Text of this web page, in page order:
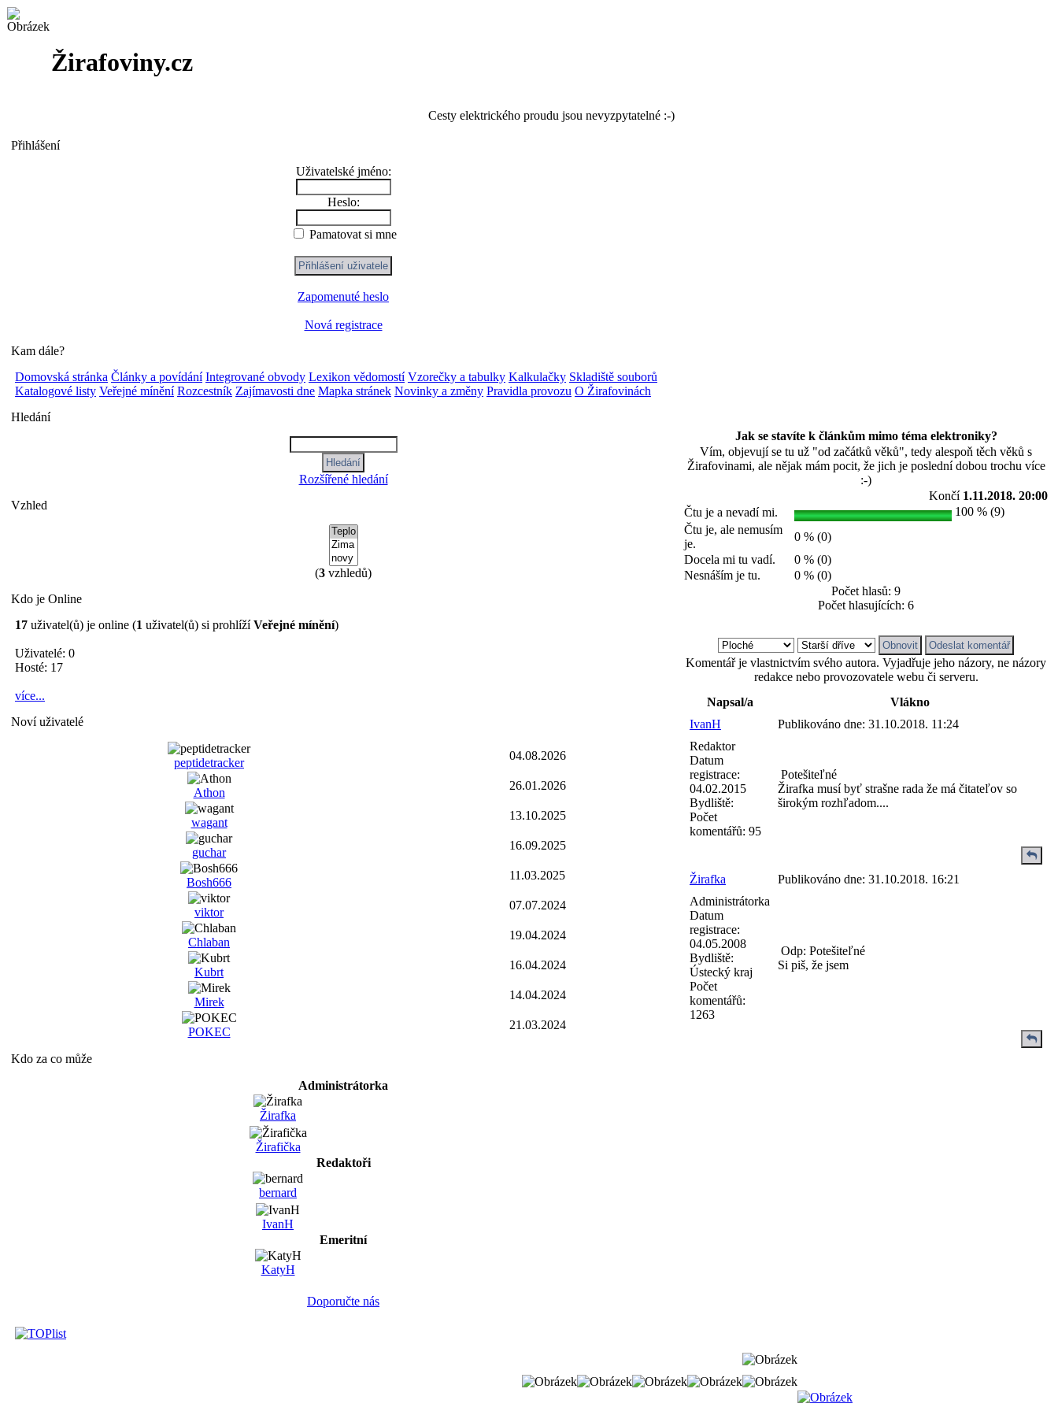
Žirafoviny.cz
Cesty elektrického proudu jsou nevyzpytatelné :-)
Přihlášení
Uživatelské jméno:
Heslo:
Pamatovat si mne
Zapomenuté heslo
Nová registrace
Kam dále?
Domovská stránka Články a povídání Integrované obvody Lexikon vědomostí Vzorečky a tabulky Kalkulačky Skladiště souborů
Katalogové listy Veřejné mínění Rozcestník Zajímavosti dne Mapka stránek Novinky a změny Pravidla provozu O Žirafovinách
Hledání
Rozšířené hledání
Vzhled
(3 vzhledů)
Kdo je Online
17 uživatel(ů) je online (1 uživatel(ů) si prohlížíVeřejné mínění)
Uživatelé: 0
Hosté: 17
více...
Noví uživatelé
peptidetracker
04.08.2026
Athon
26.01.2026
wagant
13.10.2025
guchar
16.09.2025
Bosh666
11.03.2025
viktor
07.07.2024
Chlaban
19.04.2024
Kubrt
16.04.2024
Mirek
14.04.2024
POKEC
21.03.2024
Kdo za co může
Administrátorka
Žirafka
Žirafička
Redaktoři
bernard
IvanH
Emeritní
KatyH
Doporučte nás
Jak se stavíte k článkům mimo téma elektroniky?
Vím, objevují se tu už "od začátků věků", tedy alespoň těch věků s
Žirafovinami, ale nějak mám pocit, že jich je poslední dobou trochu více
:-)
Končí 1.11.2018. 20:00
Čtu je a nevadí mi.
100 % (9)
Čtu je, ale nemusím
je.
0 % (0)
Docela mi tu vadí.
0 % (0)
Nesnáším je tu.
0 % (0)
Počet hlasů: 9
Počet hlasujících: 6
Komentář je vlastnictvím svého autora. Vyjadřuje jeho názory, ne názory
redakce nebo provozovatele webu či serveru.
Napsal/a
Vlákno
IvanH
Publikováno dne: 31.10.2018. 11:24
Redaktor
Datum
registrace:
04.02.2015
Bydliště:
Počet
komentářů: 95
Potešiteľné
Žirafka musí byť strašne rada že má čitateľov so
širokým rozhľadom....
Žirafka Publikováno dne: 31.10.2018. 16:21
Administrátorka
Datum
registrace:
04.05.2008
Bydliště:
Ústecký kraj
Počet
komentářů:
1263
Odp: Potešiteľné
Si piš, že jsem